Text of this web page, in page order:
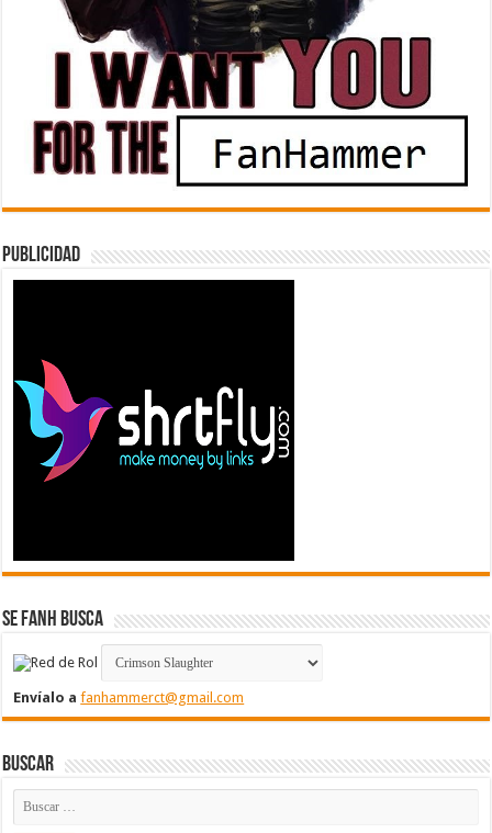
Publicidad
Se FanH Busca
Envíalo afanhammerct@gmail.com
Buscar